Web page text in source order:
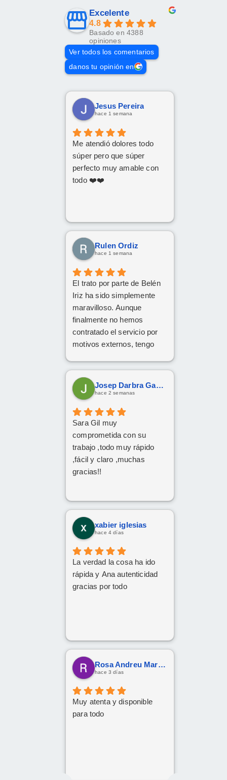
Excelente
4.8
Basado en 4388
opiniones
Ver todos los comentarios
danos tu opinión en
Jesus Pereira
hace 1 semana
Me atendió dolores todo
súper pero que súper
perfecto muy amable con
todo ❤️❤️
Rulen Ordiz
hace 1 semana
El trato por parte de Belén
Iriz ha sido simplemente
maravilloso. Aunque
finalmente no hemos
contratado el servicio por
motivos externos, tengo
decido dar el paso, volveré
a ponerme en sus manos
sin dudarlo. Da gusto
atentas, profesionales y
cercanas. ¡Muchísimas
gracias por todo!
Josep Darbra Gaset
hace 2 semanas
Sara Gil muy
comprometida con su
trabajo ,todo muy rápido
,fácil y claro ,muchas
gracias!!
xabier iglesias
hace 4 días
La verdad la cosa ha ido
rápida y Ana autenticidad
gracias por todo
Rosa Andreu Martinez
hace 3 días
Muy atenta y disponible
para todo